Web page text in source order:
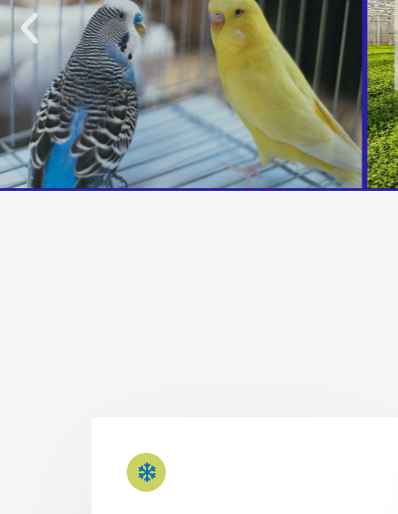
Precedente